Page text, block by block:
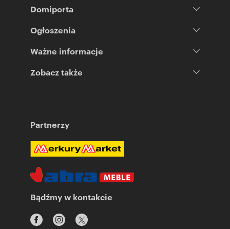
Domiporta
Ogłoszenia
Ważne informacje
Zobacz także
Partnerzy
Bądźmy w kontakcie